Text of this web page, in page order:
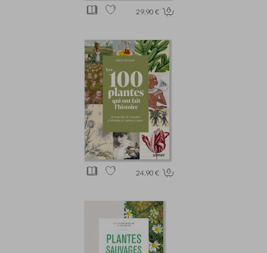
29.90 €
24.90 €